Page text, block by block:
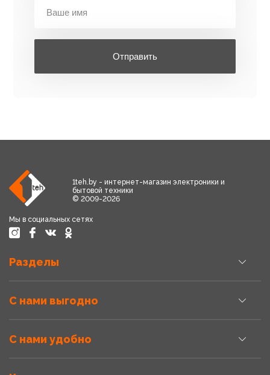
Отправить
1teh.by - интернет-магазин электроники и
бытовой техники
© 2009-2026
Мы в социальных сетях
Разделы
С нами выгодно
С нами удобно